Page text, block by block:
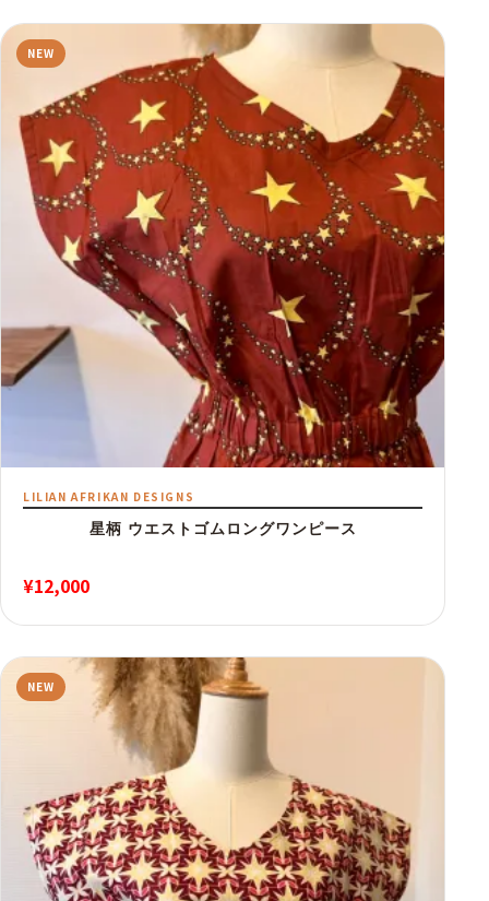
NEW
LILIAN AFRIKAN DESIGNS
星柄 ウエストゴムロングワンピース
¥12,000
NEW